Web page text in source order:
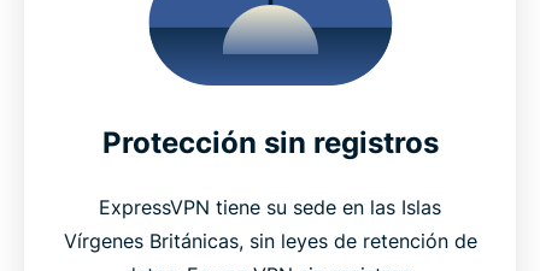
Protección sin registros
ExpressVPN tiene su sede en las Islas
Vírgenes Británicas, sin leyes de retención de